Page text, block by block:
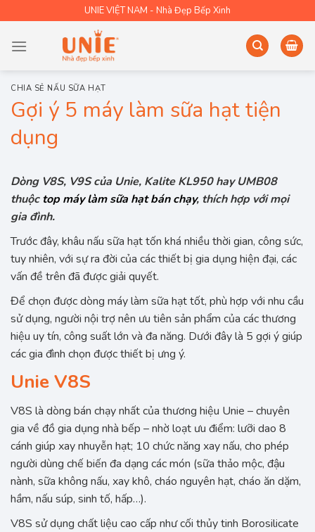
to
content
UNIE VIỆT NAM - Nhà Đẹp Bếp Xinh
CHIA SẺ NẤU SỮA HẠT
Gợi ý 5 máy làm sữa hạt tiện
dụng
Dòng V8S, V9S của Unie, Kalite KL950 hay UMB08
thuộctop máy làm sữa hạt bán chạy, thích hợp với mọi
gia đình.
Trước đây, khâu nấu sữa hạt tốn khá nhiều thời gian, công sức,
tuy nhiên, với sự ra đời của các thiết bị gia dụng hiện đại, các
vấn đề trên đã được giải quyết.
Để chọn được dòng máy làm sữa hạt tốt, phù hợp với nhu cầu
sử dụng, người nội trợ nên ưu tiên sản phẩm của các thương
hiệu uy tín, công suất lớn và đa năng. Dưới đây là 5 gợi ý giúp
các gia đình chọn được thiết bị ưng ý.
Unie V8S
V8S là dòng bán chạy nhất của thương hiệu Unie – chuyên
gia về đồ gia dụng nhà bếp – nhờ loạt ưu điểm: lưỡi dao 8
cánh giúp xay nhuyễn hạt; 10 chức năng xay nấu, cho phép
người dùng chế biến đa dạng các món (sữa thảo mộc, đậu
nành, sữa không nấu, xay khô, cháo nguyên hạt, cháo ăn dặm,
hầm, nấu súp, sinh tố, hấp…).
V8S sử dụng chất liệu cao cấp như cối thủy tinh Borosilicate